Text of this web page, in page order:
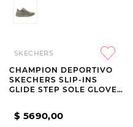
SKECHERS
CHAMPION DEPORTIVO
SKECHERS SLIP-INS
GLIDE STEP SOLE GLOVER
$ 5690,00